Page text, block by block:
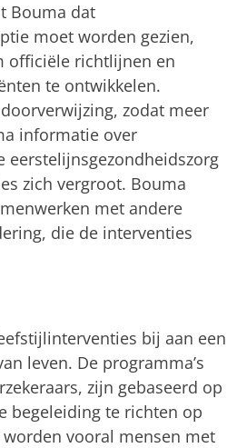
Bouma dat
moet worden gezien,
officiële richtlijnen en
te ontwikkelen.
zodat meer
informatie over
eerstelijnsgezondheidszorg
zich vergroot. Bouma
met andere
die de interventies
bij aan een
leven. De programma’s
zijn gebaseerd op
begeleiding te richten op
vooral mensen met